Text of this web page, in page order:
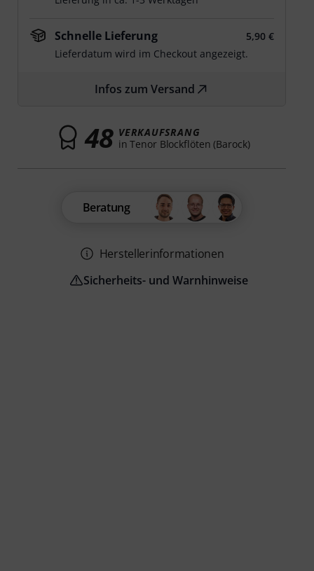
Schnelle Lieferung
5,90 €
Lieferdatum wird im Checkout angezeigt.
Infos zum Versand
48 VERKAUFSRANG
in Tenor Blockflöten (Barock)
Beratung
Herstellerinformationen
Sicherheits- und Warnhinweise